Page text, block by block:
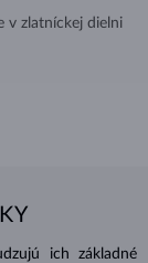
v zlatníckej dielni
ich základné